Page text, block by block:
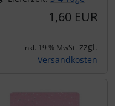
1,60 EUR
inkl. 19 % MwSt. zzgl.
Versandkosten